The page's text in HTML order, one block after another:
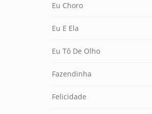
Eu Choro
Eu E Ela
Eu Tô De Olho
Fazendinha
Felicidade